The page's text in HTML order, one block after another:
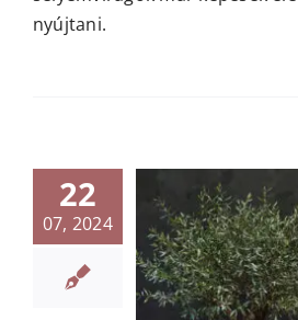
nyújtani.
22
07, 2024